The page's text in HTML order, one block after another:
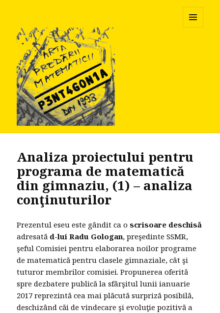
Analiza proiectului pentru
programa de matematică
din gimnaziu, (1) – analiza
conţinuturilor
Prezentul eseu este gândit ca oscrisoare deschisă
adresată d-lui Radu Gologan, preşedinte SSMR,
şeful Comisiei pentru elaborarea noilor programe
de matematică pentru clasele gimnaziale, cât şi
tuturor membrilor comisiei. Propunerea oferită
spre dezbatere publică la sfârşitul lunii ianuarie
2017 reprezintă cea mai plăcută surpriză posibilă,
deschizând căi de vindecare şi evoluţie pozitivă a